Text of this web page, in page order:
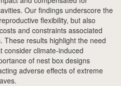
Our findings underscore the
flexibility, but also
and constraints associated
These results highlight the need
consider climate-induced
of nest box designs
adverse effects of extreme